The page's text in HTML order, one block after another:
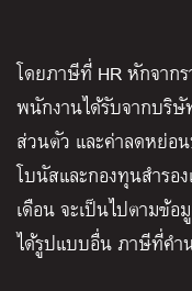
โดยภาษีที่ HR หักจาก
พนักงานได้รับจากบริ
ส่วนตัว และค่าลดหย่อ
โบนัสและกองทุนสำรอ
เดือน จะเป็นไปตามข้
ได้รูปแบบอื่น ภาษีที่คำ